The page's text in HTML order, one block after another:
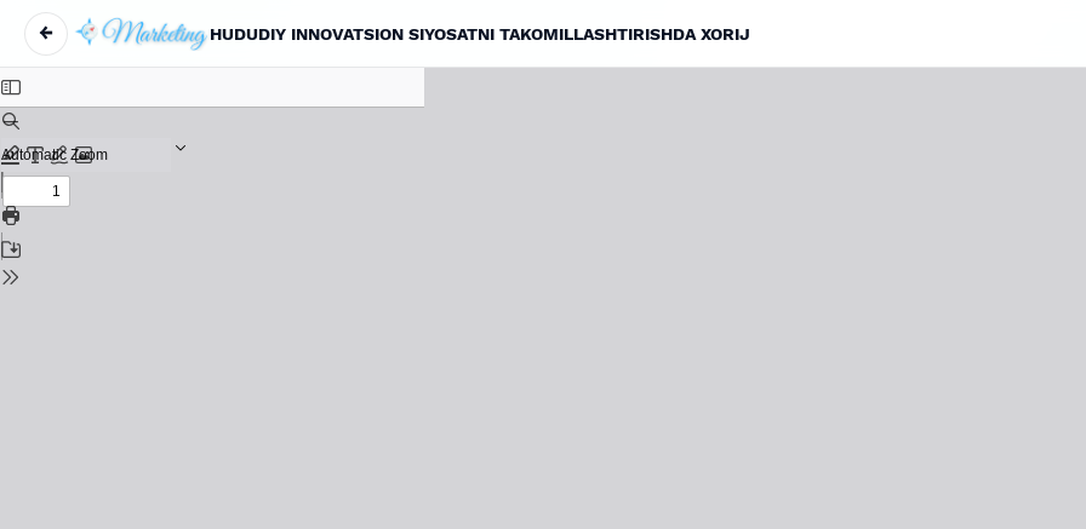
←
Maqola tafsilotlariga qaytish
HUDUDIY INNOVATSION SIYOSATNI TAKOMILLASHTIRISHDA XORIJ